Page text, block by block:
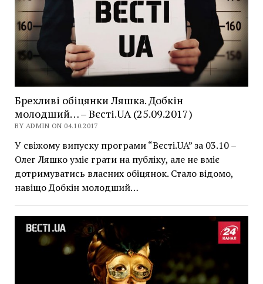
Брехливі обіцянки Ляшка. Добкін
молодший… – Вєсті.UA (25.09.2017)
BY ADMIN ON 04.10.2017
У свіжому випуску програми “Вєсті.UA” за 03.10 –
Олег Ляшко уміє грати на публіку, але не вміє
дотримуватись власних обіцянок. Стало відомо,
навіщо Добкін молодший…